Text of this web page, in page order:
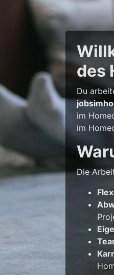
des
Du
im
im
Die